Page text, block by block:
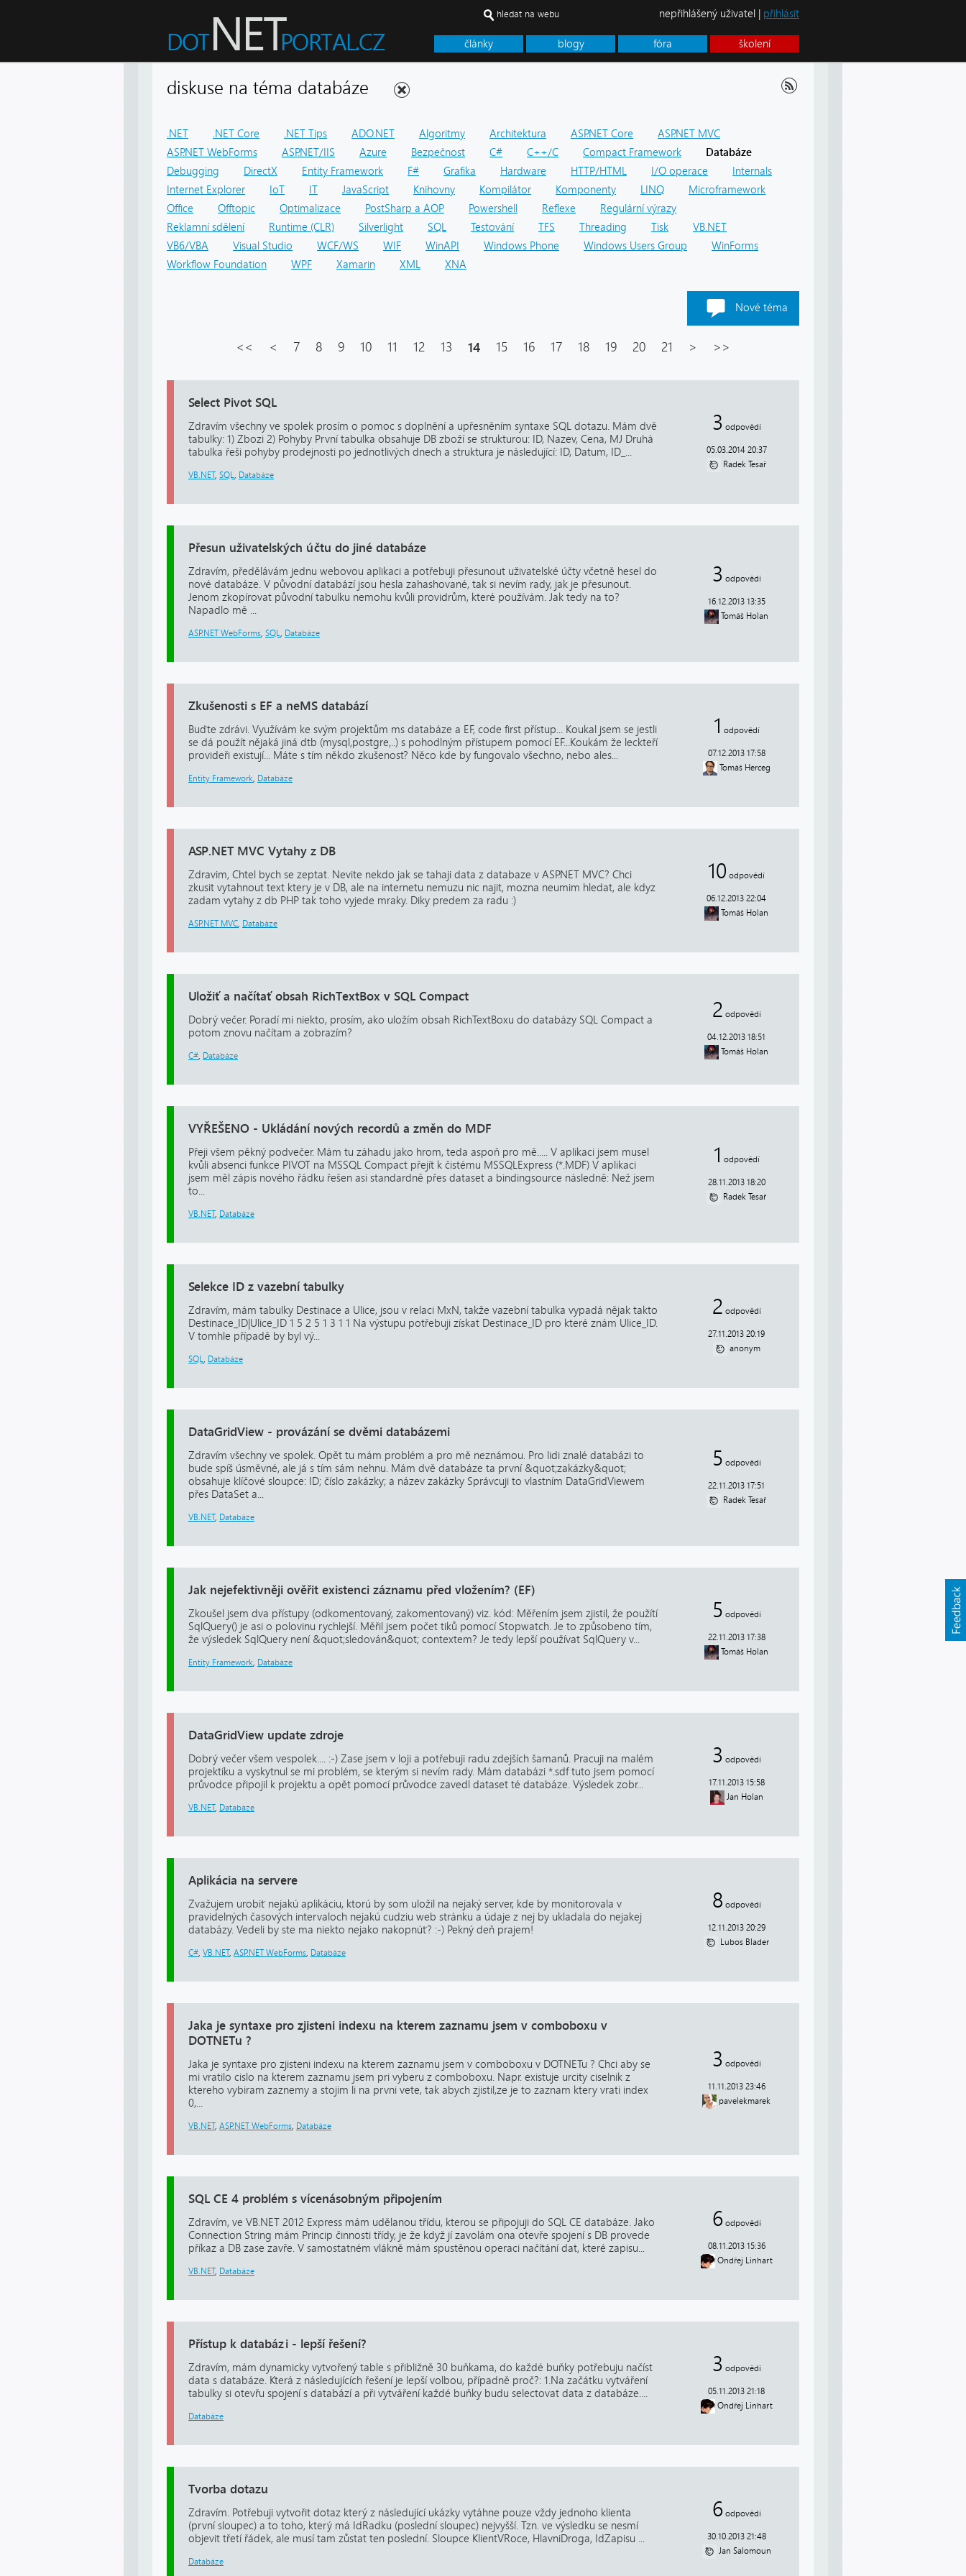
články blogy fóra školení
hledat na webu nepřihlášený uživatel | přihlásit
diskuse na téma databáze
.NET .NET Core .NET Tips ADO.NET Algoritmy Architektura ASP.NET Core
ASP.NET MVC
ASP.NET WebForms
ASP.NET/IIS Azure Bezpečnost C# C++/C Compact Framework
Databáze
Debugging
DirectX Entity Framework F# Grafika Hardware HTTP/HTML I/O operace
Internals
Internet Explorer
IoT IT JavaScript Knihovny Kompilátor Komponenty LINQ
Microframework
Office
Offtopic Optimalizace PostSharp a AOP Powershell Reflexe
Regulární výrazy
Reklamní sdělení
Runtime (CLR) Silverlight SQL Testování TFS Threading Tisk
VB.NET
VB6/VBA
Visual Studio WCF/WS WIF WinAPI Windows Phone Windows Users Group
WinForms
Workflow Foundation
WPF Xamarin XML XNA
Nové téma
<< < 7 8 9 10 11 12 13 14 15 16 17 18 19 20 21 > >>
Select Pivot SQL
Zdravím všechny ve spolek prosím o pomoc s doplnění a upřesněním syntaxe SQL dotazu. Mám dvě
tabulky: 1) Zbozi 2) Pohyby První tabulka obsahuje DB zboží se strukturou: ID, Nazev, Cena, MJ Druhá
tabulka řeši pohyby prodejnosti po jednotlivých dnech a struktura je následující: ID, Datum, ID_...
VB.NET, SQL Databáze
3 odpovědí
05.03.2014 20:37
Radek Tesař
Přesun uživatelských účtu do jiné databáze
Zdravím, předělávám jednu webovou aplikaci a potřebuji přesunout uživatelské účty včetně hesel do
nové databáze. V původní databází jsou hesla zahashované, tak si nevím rady, jak je přesunout.
Jenom zkopírovat původní tabulku nemohu kvůli providrům, které používám. Jak tedy na to?
Napadlo mě ...
ASP.NET WebForms SQL Databáze
3 odpovědí
16.12.2013 13:35
Tomáš Holan
Zkušenosti s EF a neMS databází
Buďte zdrávi. Využívám ke svým projektům ms databáze a EF, code first přístup... Koukal jsem se jestli
se dá použít nějaká jiná dtb (mysql,postgre,..) s pohodlným přístupem pomocí EF...Koukám že leckteří
provideři existují... Máte s tím někdo zkušenost? Něco kde by fungovalo všechno, nebo ales...
Entity Framework Databáze
1 odpovědí
07.12.2013 17:58
Tomáš Herceg
ASP.NET MVC Vytahy z DB
Zdravim, Chtel bych se zeptat. Nevite nekdo jak se tahaji data z databaze v ASP.NET MVC? Chci
zkusit vytahnout text ktery je v DB, ale na internetu nemuzu nic najit, mozna neumim hledat, ale kdyz
zadam vytahy z db PHP tak toho vyjede mraky. Diky predem za radu :)
ASP.NET MVC Databáze
10 odpovědí
06.12.2013 22:04
Tomáš Holan
Uložiť a načítať obsah RichTextBox v SQL Compact
Dobrý večer. Poradí mi niekto, prosím, ako uložím obsah RichTextBoxu do databázy SQL Compact a
potom znovu načítam a zobrazím?
C# Databáze
2 odpovědí
04.12.2013 18:51
Tomáš Holan
VYŘEŠENO - Ukládání nových recordů a změn do MDF
Přeji všem pěkný podvečer. Mám tu záhadu jako hrom, teda aspoň pro mě..... V aplikaci jsem musel
kvůli absenci funkce PIVOT na MSSQL Compact přejít k čistému MSSQLExpress (*.MDF) V aplikaci
jsem měl zápis nového řádku řešen asi standardně přes dataset a bindingsource následně: Než jsem
to...
VB.NET, Databáze
1 odpovědí
28.11.2013 18:20
Radek Tesař
Selekce ID z vazební tabulky
Zdravím, mám tabulky Destinace a Ulice, jsou v relaci MxN, takže vazební tabulka vypadá nějak takto
Destinace_ID|Ulice_ID 1 5 2 5 1 3 1 1 Na výstupu potřebuji získat Destinace_ID pro které znám Ulice_ID.
V tomhle případě by byl vý...
SQL Databáze
2 odpovědí
27.11.2013 20:19
anonym
DataGridView - provázání se dvěmi databázemi
Zdravím všechny ve spolek. Opět tu mám problém a pro mě neznámou. Pro lidi znalé databázi to
bude spíš úsměvné, ale já s tím sám nehnu. Mám dvě databáze ta první &quot;zakázky&quot;
obsahuje klíčové sloupce: ID; číslo zakázky; a název zakázky Správcuji to vlastním DataGridViewem
přes DataSet a...
VB.NET, Databáze
5 odpovědí
22.11.2013 17:51
Radek Tesař
Jak nejefektivněji ověřit existenci záznamu před vložením? (EF)
Zkoušel jsem dva přístupy (odkomentovaný, zakomentovaný) viz. kód: Měřením jsem zjistil, že použítí
SqlQuery() je asi o polovinu rychlejší. Měřil jsem počet tiků pomocí Stopwatch. Je to způsobeno tím,
že výsledek SqlQuery není &quot;sledován&quot; contextem? Je tedy lepší používat SqlQuery v...
Entity Framework Databáze
5 odpovědí
22.11.2013 17:38
Tomáš Holan
DataGridView update zdroje
Dobrý večer všem vespolek.... :-) Zase jsem v loji a potřebuji radu zdejších šamanů. Pracuji na malém
projektíku a vyskytnul se mi problém, se kterým si nevím rady. Mám databázi *.sdf tuto jsem pomocí
průvodce připojil k projektu a opět pomocí průvodce zavedl dataset té databáze. Výsledek zobr...
VB.NET, Databáze
3 odpovědí
17.11.2013 15:58
Jan Holan
Aplikácia na servere
Zvažujem urobiť nejakú aplikáciu, ktorú by som uložil na nejaký server, kde by monitorovala v
pravidelných časových intervaloch nejakú cudziu web stránku a údaje z nej by ukladala do nejakej
databázy. Vedeli by ste ma niekto nejako nakopnúť? :-) Pekný deň prajem!
C# VB.NET, ASP.NET WebForms Databáze
8 odpovědí
12.11.2013 20:29
Lubos Blader
Jaka je syntaxe pro zjisteni indexu na kterem zaznamu jsem v comboboxu v
DOTNETu ?
Jaka je syntaxe pro zjisteni indexu na kterem zaznamu jsem v comboboxu v DOTNETu ? Chci aby se
mi vratilo cislo na kterem zaznamu jsem pri vyberu z comboboxu. Napr. existuje urcity ciselnik z
ktereho vybiram zaznemy a stojim li na prvni vete, tak abych zjistil,ze je to zaznam ktery vrati index
0,...
VB.NET, ASP.NET WebForms Databáze
3 odpovědí
11.11.2013 23:46
pavelekmarek
SQL CE 4 problém s vícenásobným připojením
Zdravím, ve VB.NET 2012 Express mám udělanou třídu, kterou se připojuji do SQL CE databáze. Jako
Connection String mám Princip činnosti třídy, je že když jí zavolám ona otevře spojení s DB provede
příkaz a DB zase zavře. V samostatném vlákně mám spustěnou operaci načítání dat, které zapisu...
VB.NET, Databáze
6 odpovědí
08.11.2013 15:36
Ondřej Linhart
Přístup k databázi - lepší řešení?
Zdravím, mám dynamicky vytvořený table s přibližně 30 buňkama, do každé buňky potřebuju načíst
data s databáze. Která z následujících řešení je lepší volbou, případně proč?: 1.Na začátku vytváření
tabulky si otevřu spojení s databází a při vytváření každé buňky budu selectovat data z databáze....
Databáze
3 odpovědí
05.11.2013 21:18
Ondřej Linhart
Tvorba dotazu
Zdravím. Potřebuji vytvořit dotaz který z následující ukázky vytáhne pouze vždy jednoho klienta
(první sloupec) a to toho, který má IdRadku (poslední sloupec) nejvyšší. Tzn. ve výsledku se nesmí
objevit třetí řádek, ale musí tam zůstat ten poslední. Sloupce KlientVRoce, HlavniDroga, IdZapisu ...
Databáze
6 odpovědí
30.10.2013 21:48
Jan Salomoun